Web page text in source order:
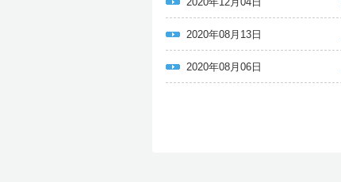
2020年08月13日
2020年08月06日